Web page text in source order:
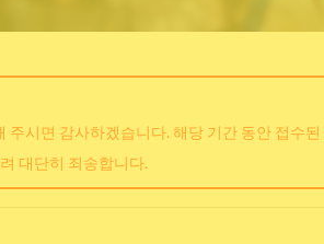
시면 감사하겠습니다. 해당 기간 동안 접수
대단히 죄송합니다.